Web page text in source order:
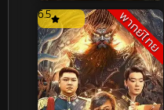
พากย์ไทย
6.5